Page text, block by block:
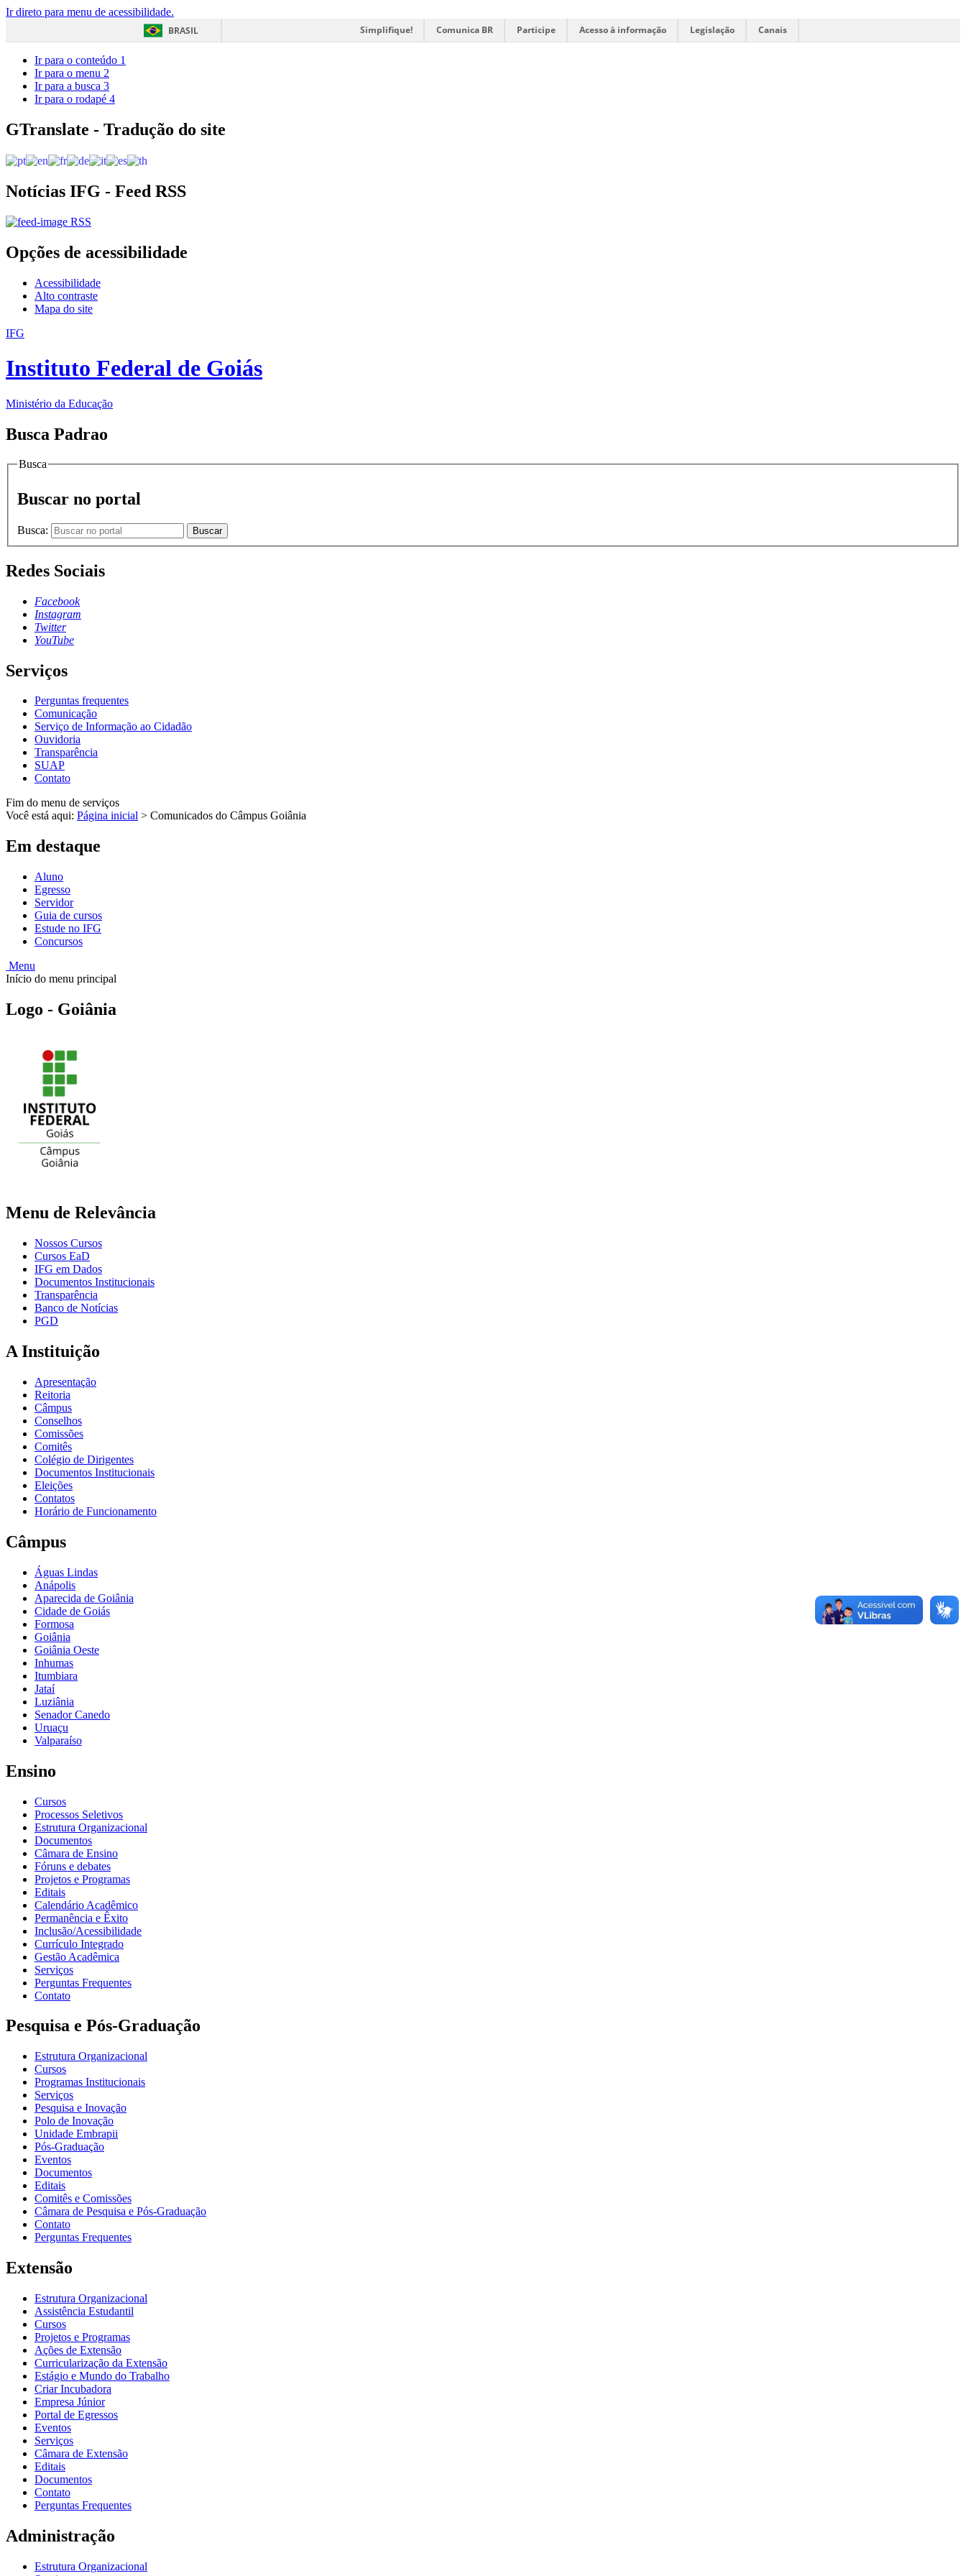
Ir direto para menu de acessibilidade.
BRASIL
Simplifique! Comunica BR Participe Acesso à informação Legislação Canais
Ir para o conteúdo 1
Ir para o menu 2
Ir para a busca 3
Ir para o rodapé 4
GTranslate - Tradução do site
Notícias IFG - Feed RSS
RSS
Opções de acessibilidade
Acessibilidade
Alto contraste
Mapa do site
IFG
Instituto Federal de Goiás
Ministério da Educação
Busca Padrao
Busca
Buscar no portal
Busca: Buscar
Redes Sociais
Facebook
Instagram
Twitter
YouTube
Serviços
Perguntas frequentes
Comunicação
Serviço de Informação ao Cidadão
Ouvidoria
Transparência
SUAP
Contato
Fim do menu de serviços
Você está aqui: Página inicial > Comunicados do Câmpus Goiânia
Em destaque
Aluno
Egresso
Servidor
Guia de cursos
Estude no IFG
Concursos
Menu
Início do menu principal
Logo - Goiânia
Menu de Relevância
Nossos Cursos
Cursos EaD
IFG em Dados
Documentos Institucionais
Transparência
Banco de Notícias
PGD
A Instituição
Apresentação
Reitoria
Câmpus
Conselhos
Comissões
Comitês
Colégio de Dirigentes
Documentos Institucionais
Eleições
Contatos
Horário de Funcionamento
Câmpus
Águas Lindas
Anápolis
Aparecida de Goiânia
Cidade de Goiás
Formosa
Goiânia
Goiânia Oeste
Inhumas
Itumbiara
Jataí
Luziânia
Senador Canedo
Uruaçu
Valparaíso
Ensino
Cursos
Processos Seletivos
Estrutura Organizacional
Documentos
Câmara de Ensino
Fóruns e debates
Projetos e Programas
Editais
Calendário Acadêmico
Permanência e Êxito
Inclusão/Acessibilidade
Currículo Integrado
Gestão Acadêmica
Serviços
Perguntas Frequentes
Contato
Pesquisa e Pós-Graduação
Estrutura Organizacional
Cursos
Programas Institucionais
Serviços
Pesquisa e Inovação
Polo de Inovação
Unidade Embrapii
Pós-Graduação
Eventos
Documentos
Editais
Comitês e Comissões
Câmara de Pesquisa e Pós-Graduação
Contato
Perguntas Frequentes
Extensão
Estrutura Organizacional
Assistência Estudantil
Cursos
Projetos e Programas
Ações de Extensão
Curricularização da Extensão
Estágio e Mundo do Trabalho
Criar Incubadora
Empresa Júnior
Portal de Egressos
Eventos
Serviços
Câmara de Extensão
Editais
Documentos
Contato
Perguntas Frequentes
Administração
Estrutura Organizacional